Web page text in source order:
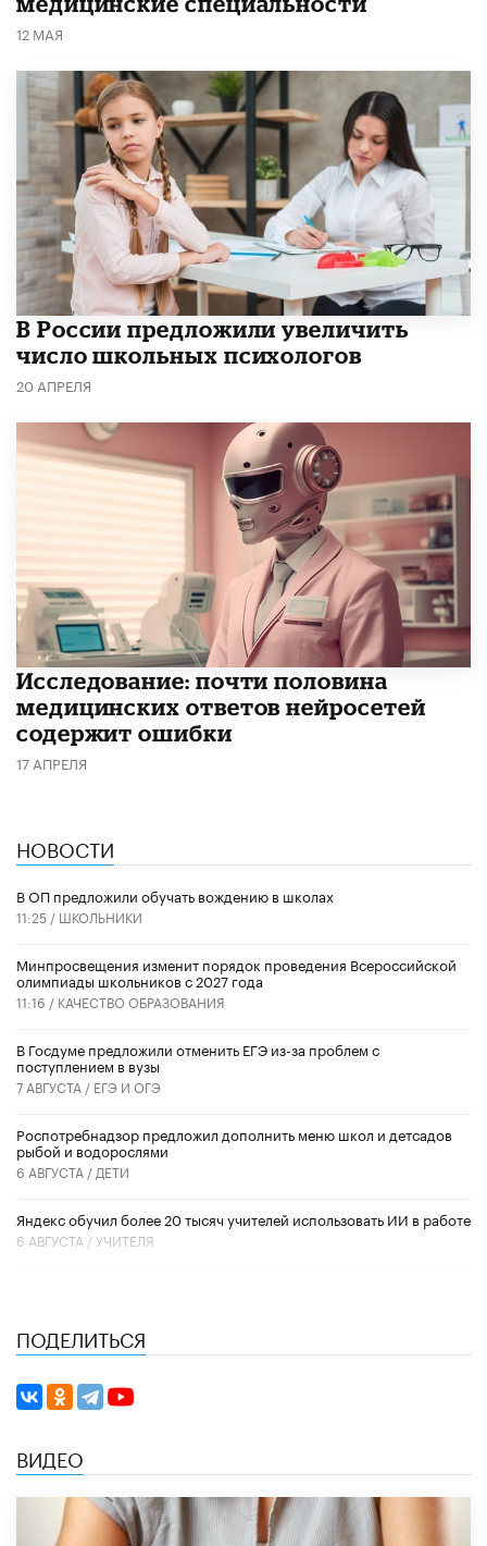
12 МАЯ
В России предложили увеличить
число школьных психологов
20 АПРЕЛЯ
Исследование: почти половина
медицинских ответов нейросетей
содержит ошибки
17 АПРЕЛЯ
НОВОСТИ
В ОП предложили обучать вождению в школах
11:25 / ШКОЛЬНИКИ
Минпросвещения изменит порядок проведения Всероссийской
олимпиады школьников с 2027 года
11:16 / КАЧЕСТВО ОБРАЗОВАНИЯ
В Госдуме предложили отменить ЕГЭ из-за проблем с
поступлением в вузы
7 АВГУСТА / ЕГЭ И ОГЭ
Роспотребнадзор предложил дополнить меню школ и детсадов
рыбой и водорослями
6 АВГУСТА / ДЕТИ
​Яндекс обучил более 20 тысяч учителей использовать ИИ в работе
6 АВГУСТА /УЧИТЕЛЯ
ПОДЕЛИТЬСЯ
ВИДЕО